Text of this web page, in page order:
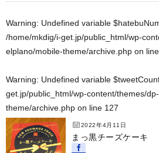
Warning: Undefined variable
/home/mkdig/i-get.jp/public_html/wp-
elplano/mobile-theme/archive.php on line
Warning: Undefined variable
get.jp/public_html/wp-content/themes/
theme/archive.php on line 127
2022年4月11日
まっ黒チーズケーキ